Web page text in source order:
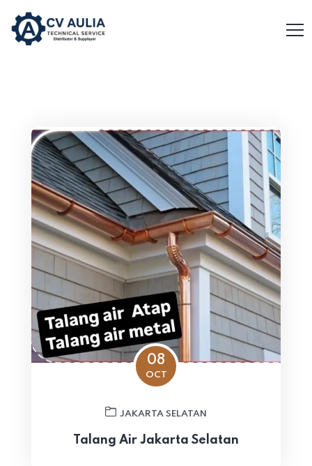
08
OCT
JAKARTA SELATAN
Talang Air Jakarta Selatan